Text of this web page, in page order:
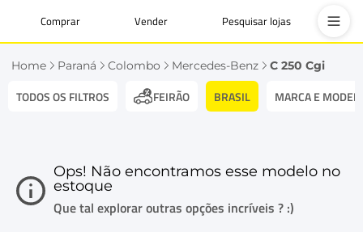
Comprar Vender Pesquisar lojas
Home Paraná Colombo Mercedes-Benz C 250 Cgi
TODOS OS FILTROS FEIRÃO BRASIL MARCA E
Ops! Não encontramos esse modelo no
estoque
Que tal explorar outras opções incríveis ? :)